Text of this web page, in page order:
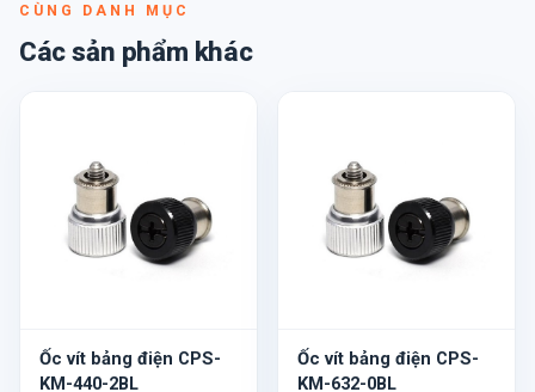
CÙNG DANH MỤC
Các sản phẩm khác
Ốc vít bảng điện CPS-
KM-440-2BL
Ốc vít bảng điện CPS-
KM-632-0BL